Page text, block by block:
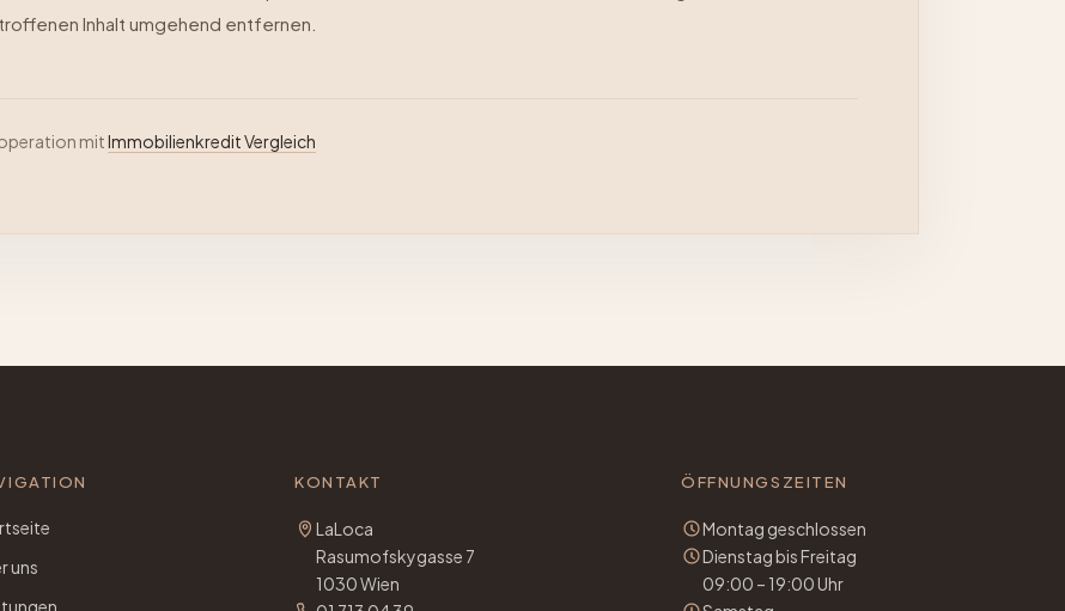
Inhalt umgehend entfernen.
mitImmobilienkredit Vergleich
uns
KONTAKT
LaLoca
Rasumofskygasse 7
1030 Wien
ÖFFNUNGSZEITEN
Montag geschlossen
Dienstag bis Freitag
09:00 – 19:00 Uhr